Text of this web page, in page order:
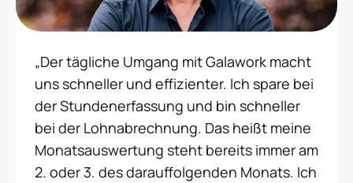
„Der tägliche Umgang mit Galawork macht
uns schneller und effizienter. Ich spare bei
der Stundenerfassung und bin schneller
bei der Lohnabrechnung. Das heißt meine
Monatsauswertung steht bereits immer am
2. oder 3. des darauffolgenden Monats. Ich